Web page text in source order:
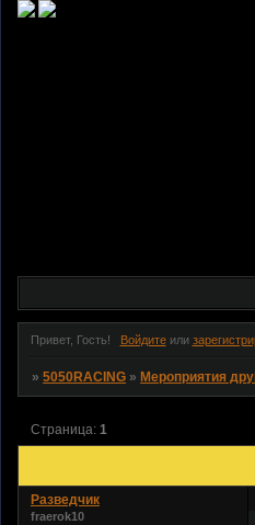
Привет, Гость! Войдитеили
»5050RACING » Мероприятия
Страница:1
Разведчик
fraerok10